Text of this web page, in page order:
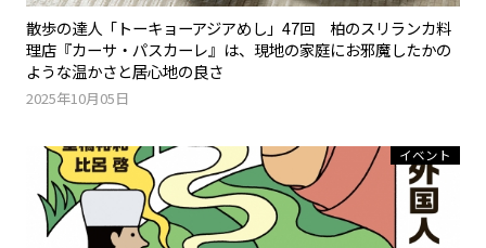
散歩の達人「トーキョーアジアめし」47回 柏のスリランカ料
理店『カーサ・パスカーレ』は、現地の家庭にお邪魔したかの
ような温かさと居心地の良さ
2025年10月05日
イベント